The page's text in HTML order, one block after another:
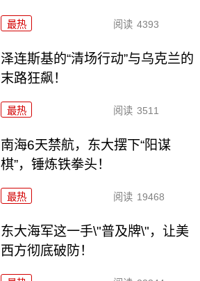
最热 阅读 4393
泽连斯基的“清场行动”与乌克兰的
末路狂飙！
最热 阅读 3511
南海6天禁航，东大摆下“阳谋
棋”，锤炼铁拳头！
最热 阅读 19468
东大海军这一手\"普及牌\"，让美
西方彻底破防！